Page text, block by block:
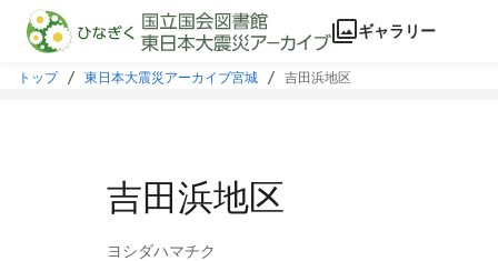
本文に飛ぶ
ギャラリー
トップ 東日本大震災アーカイブ宮城 吉田浜地区
吉田浜地区
ヨシダハマチク